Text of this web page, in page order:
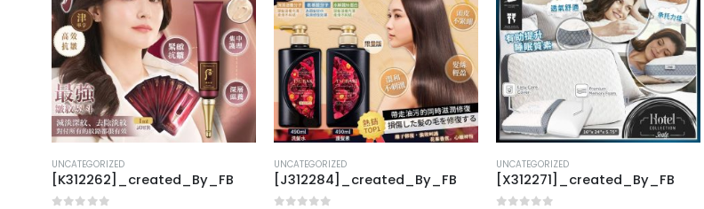
UNCATEGORIZED
[K312262]_created_By_FB
UNCATEGORIZED
[J312284]_created_By_FB
UNCATEGORIZED
[X312271]_created_By_FB